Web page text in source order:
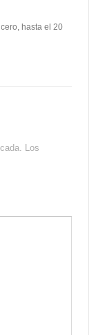
hasta el 20
Los